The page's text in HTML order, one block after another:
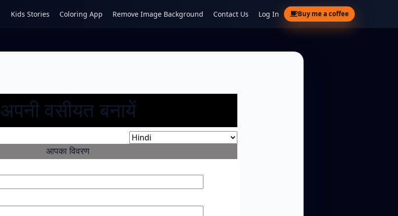
Kids Stories Coloring App Remove Image Background Contact Us Log In Buy me a coffee
अपनी वसीयत बनायें
आपका विवरण